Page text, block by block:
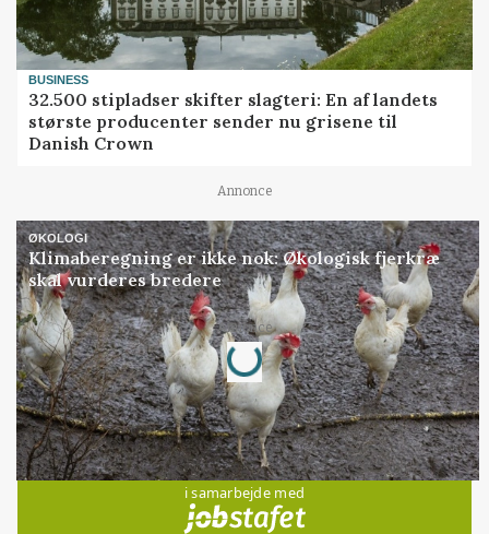
BUSINESS
32.500 stipladser skifter slagteri: En af landets
største producenter sender nu grisene til
Danish Crown
Annonce
ØKOLOGI
Klimaberegning er ikke nok: Økologisk fjerkræ
skal vurderes bredere
Annonce
Loading...
Jobs
i samarbejde med